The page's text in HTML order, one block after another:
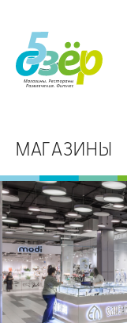
МАГАЗИНЫ